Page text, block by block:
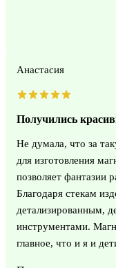
Анастасия
Получились
Не думала, что за
для изготовления
позволяет фантазии
Благодаря стекам
детализированным,
инструментами.
главное, что и я и